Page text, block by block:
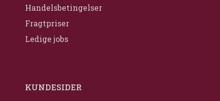
Handelsbetingelser
Fragtpriser
Ledige jobs
KUNDESIDER